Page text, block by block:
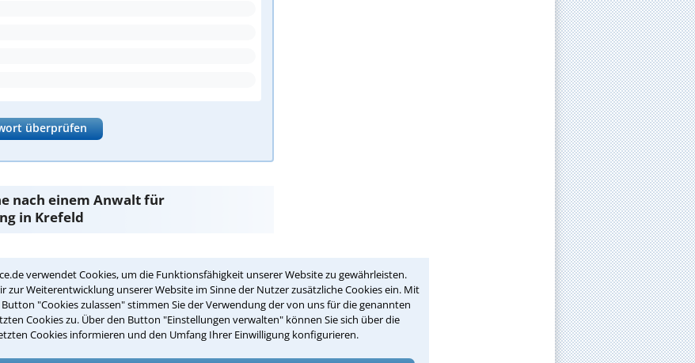
verwendet Cookies, um die Funktionsfähigkeit unserer Website zu gewährleisten.
zur Weiterentwicklung unserer Website im Sinne der Nutzer zusätzliche Cookies ein. Mit
"Cookies zulassen" stimmen Sie der Verwendung der von uns für die genannten
Cookies zu. Über den Button "Einstellungen verwalten" können Sie sich über die
Cookies informieren und den Umfang Ihrer Einwilligung konfigurieren.
überprüfen
nach einem Anwalt für
in Krefeld
Anwalt für
Krefeld: